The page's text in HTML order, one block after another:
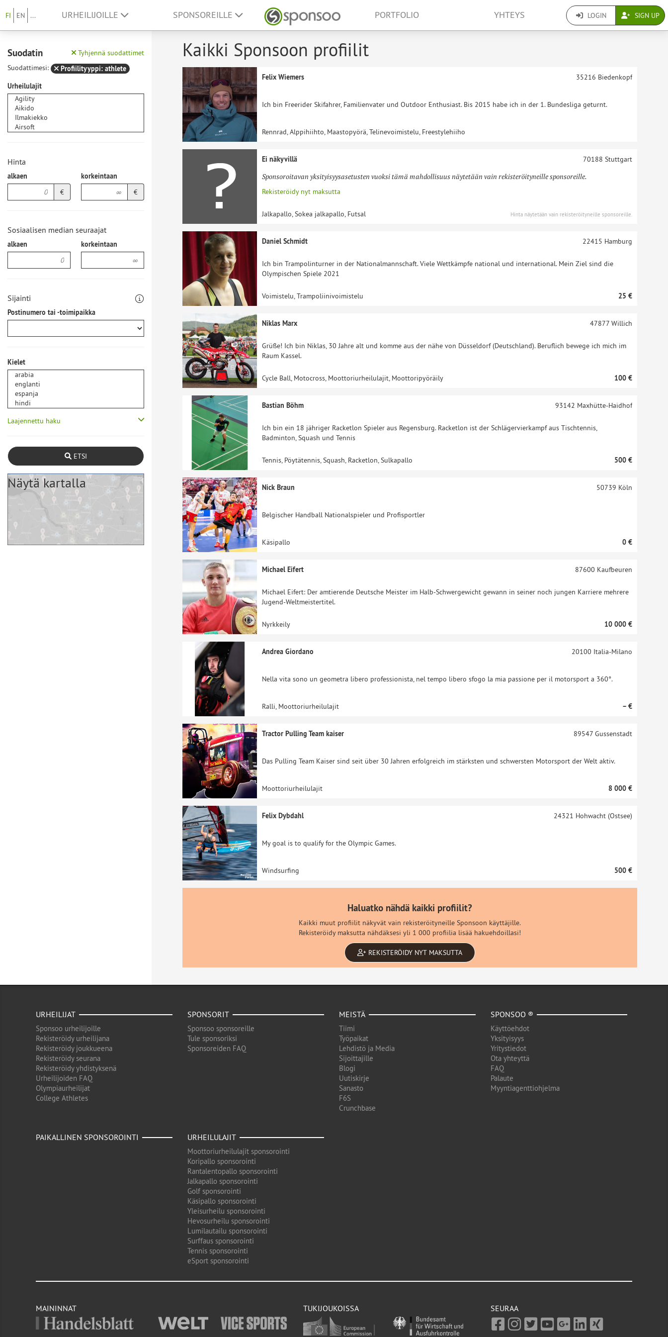
FI EN ... URHEILIJOILLE SPONSOREILLE PORTFOLIO YHTEYS LOGIN SIGN UP
Tyhjennä suodattimet
Suodatin
Suodattimesi:
Profiilityyppi: athlete
Urheilulajit
Hinta
alkaen
€
korkeintaan
€
Sosiaalisen median seuraajat
alkaen korkeintaan
Sijainti
Postinumero tai -toimipaikka
Kielet
Laajennettu haku
ETSI
Näytä kartalla
Kaikki Sponsoon profiilit
Felix Wiemers
Ich bin Freerider Skifahrer, Familienvater und Outdoor Enthusiast. Bis 2015 habe ich in der 1. Bundesliga geturnt.
35216 Biedenkopf
Rennrad, Alppihiihto, Maastopyörä, Telinevoimistelu, Freestylehiiho
Ei näkyvillä
Sponsoroitavan yksityisyysasetusten vuoksi tämä mahdollisuus näytetään vain rekisteröityneille sponsoreille.
Rekisteröidy nyt maksutta
70188 Stuttgart
Jalkapallo, Sokea jalkapallo, Futsal Hinta näytetään vain rekisteröityneille sponsoreille.
Daniel Schmidt
Ich bin Trampolinturner in der Nationalmannschaft. Viele Wettkämpfe national und international. Mein Ziel sind die
Olympischen Spiele 2021
22415 Hamburg
Voimistelu, Trampoliinivoimistelu 25 €
Niklas Marx
Grüße! Ich bin Niklas, 30 Jahre alt und komme aus der nähe von Düsseldorf (Deutschland). Beruflich bewege ich mich im
Raum Kassel.
47877Willich
Cycle Ball, Motocross, Moottoriurheilulajit, Moottoripyöräily 100 €
Bastian Böhm
Ich bin ein 18 jähriger Racketlon Spieler aus Regensburg. Racketlon ist der Schlägervierkampf aus Tischtennis,
Badminton, Squash und Tennis
93142 Maxhütte-Haidhof
Tennis, Pöytätennis, Squash, Racketlon, Sulkapallo 500 €
Nick Braun
Belgischer Handball Nationalspieler und Profisportler
50739 Köln
Käsipallo 0 €
Michael Eifert
Michael Eifert: Der amtierende Deutsche Meister im Halb-Schwergewicht gewann in seiner noch jungen Karriere mehrere
Jugend-Weltmeistertitel.
87600 Kaufbeuren
Nyrkkeily 10 000 €
Andrea Giordano
Nella vita sono un geometra libero professionista, nel tempo libero sfogo la mia passione per il motorsport a 360°.
20100 Italia-Milano
Ralli, Moottoriurheilulajit – €
Tractor Pulling Team kaiser
Das Pulling Team Kaiser sind seit über 30 Jahren erfolgreich im stärksten und schwersten Motorsport der Welt aktiv.
89547Gussenstadt
Moottoriurheilulajit 8 000 €
Felix Dybdahl
My goal is to qualify for the Olympic Games.
24321 Hohwacht (Ostsee)
Windsurfing 500 €
Haluatko nähdä kaikki profiilit?
Kaikki muut profiilit näkyvät vain rekisteröityneille Sponsoon käyttäjille.
Rekisteröidy maksutta nähdäksesi yli 1 000 profiilia lisää hakuehdoillasi!
REKISTERÖIDY NYT MAKSUTTA
URHEILIJAT
Sponsoo urheilijoille
Rekisteröidy urheilijana
Rekisteröidy joukkueena
Rekisteröidy seurana
Rekisteröidy yhdistyksenä
Urheilijoiden FAQ
Olympiaurheilijat
College Athletes
SPONSORIT
Sponsoo sponsoreille
Tule sponsoriksi
Sponsoreiden FAQ
MEISTÄ
Tiimi
Työpaikat
Lehdistö ja Media
Sijoittajille
Blogi
Uutiskirje
Sanasto
F6S
Crunchbase
SPONSOO ®
Käyttöehdot
Yksityisyys
Yritystiedot
Ota yhteyttä
FAQ
Palaute
Myyntiagenttiohjelma
PAIKALLINEN SPONSOROINTI URHEILULAJIT
Moottoriurheilulajit sponsorointi
Koripallo sponsorointi
Rantalentopallo sponsorointi
Jalkapallo sponsorointi
Golf sponsorointi
Käsipallo sponsorointi
Yleisurheilu sponsorointi
Hevosurheilu sponsorointi
Lumilautailu sponsorointi
Surffaus sponsorointi
Tennis sponsorointi
eSport sponsorointi
MAININNAT TUKIJOUKOISSA SEURAA